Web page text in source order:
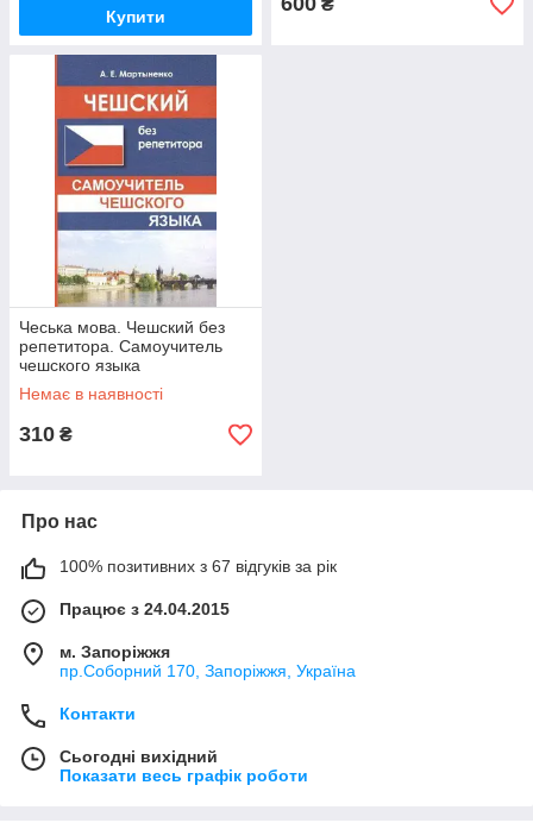
Купити
₴
Чеська мова. Чешский без
репетитора. Самоучитель
чешского языка
Немає в наявності
310 ₴
Про нас
100% позитивних з 67 відгуків за рік
Працює з 24.04.2015
м. Запоріжжя
пр.Соборний 170, Запоріжжя, Україна
Контакти
Сьогодні вихідний
Показати весь графік роботи